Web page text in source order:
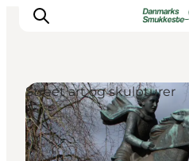
Oplev naturen
Opdag byerne
Street art og skulpturer